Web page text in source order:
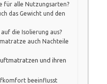
für alle Nutzungsarten?
das Gewicht und den
die Isolierung aus?
auch Nachteile
und ihren
beeinflusst